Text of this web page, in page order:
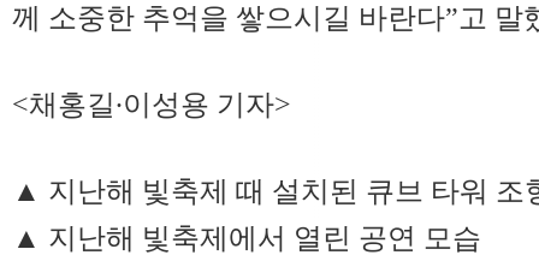
께 소중한 추억을 쌓으시길 바란다”고 말
<채홍길∙이성용 기자>
▲ 지난해 빛축제 때 설치된 큐브 타워 조
▲ 지난해 빛축제에서 열린 공연 모습